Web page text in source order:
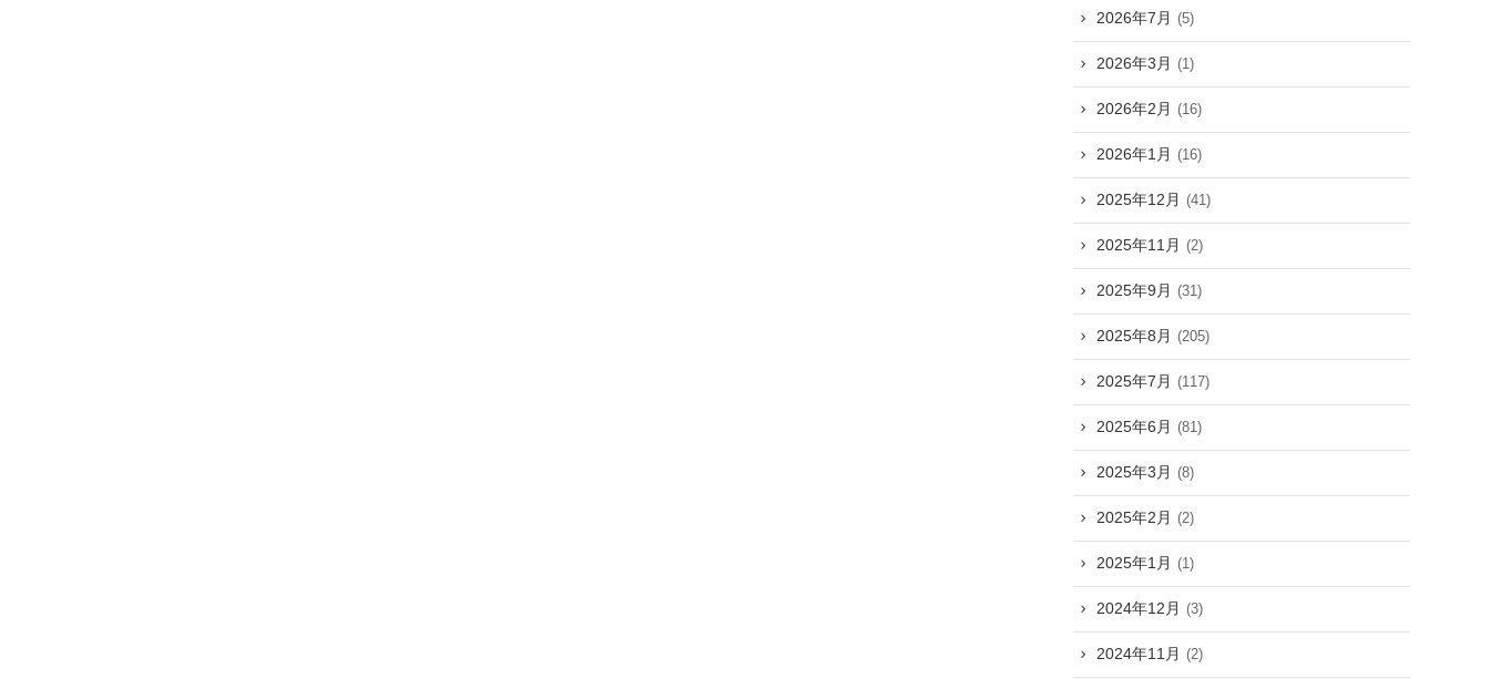
2026年7月 (5)
2026年3月 (1)
2026年2月 (16)
2026年1月 (16)
2025年12月 (41)
2025年11月 (2)
2025年9月 (31)
2025年8月 (205)
2025年7月 (117)
2025年6月 (81)
2025年3月 (8)
2025年2月 (2)
2025年1月 (1)
2024年12月 (3)
2024年11月 (2)